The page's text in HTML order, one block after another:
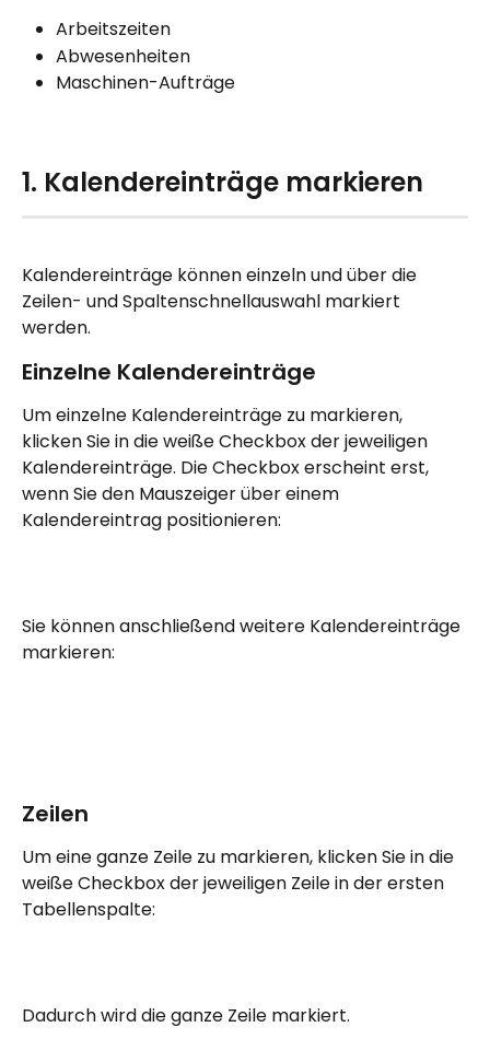
Arbeitszeiten
Abwesenheiten
Maschinen-Aufträge
1. Kalendereinträge markieren
Kalendereinträge können einzeln und über die
Zeilen- und Spaltenschnellauswahl markiert
werden.
Einzelne Kalendereinträge
Um einzelne Kalendereinträge zu markieren,
klicken Sie in die weiße Checkbox der jeweiligen
Kalendereinträge. Die Checkbox erscheint erst,
wenn Sie den Mauszeiger über einem
Kalendereintrag positionieren:
Sie können anschließend weitere Kalendereinträge
markieren:
Zeilen
Um eine ganze Zeile zu markieren, klicken Sie in die
weiße Checkbox der jeweiligen Zeile in der ersten
Tabellenspalte:
Dadurch wird die ganze Zeile markiert.